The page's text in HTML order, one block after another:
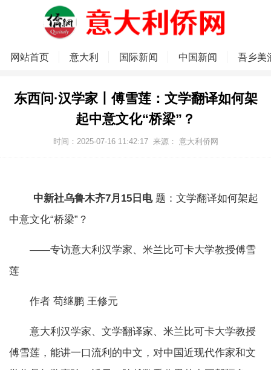
网站首页 意大利 国际新闻 中国新闻 吾乡美
东西问·汉学家丨傅雪莲：文学翻译如何架
起中意文化“桥梁”？
时间：2025-07-16 11:42:17 来源： 意大利侨网
中新社乌鲁木齐7月15日电题：文学翻译如何架起
中意文化“桥梁”？
——专访意大利汉学家、米兰比可卡大学教授傅雪
莲
作者 苟继鹏 王修元
意大利汉学家、文学翻译家、米兰比可卡大学教授
傅雪莲，能讲一口流利的中文，对中国近现代作家和文